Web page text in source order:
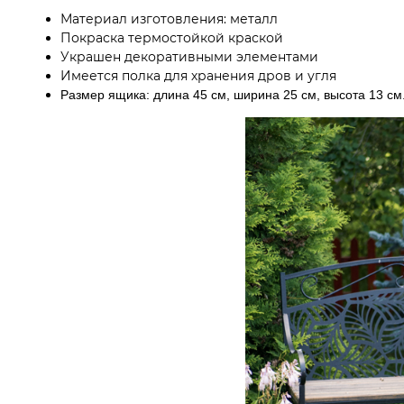
Материал изготовления: металл
Покраска термостойкой краской
Украшен декоративными элементами
Имеется полка для хранения дров и угля
Размер ящика: длина 45 см, ширина 25 см, высота 13